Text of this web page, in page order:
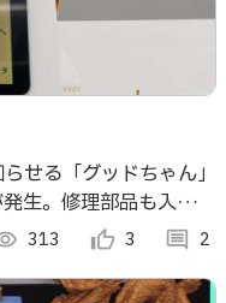
せる「グッドちゃん」
生。修理部品も入手で
313 thumb_up_alt 3 comment 2